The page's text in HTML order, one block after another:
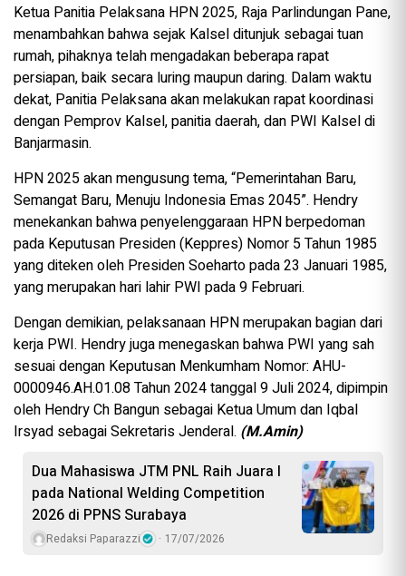
Ketua Panitia Pelaksana HPN 2025, Raja Parlindungan Pane,
menambahkan bahwa sejak Kalsel ditunjuk sebagai tuan
rumah, pihaknya telah mengadakan beberapa rapat
persiapan, baik secara luring maupun daring. Dalam waktu
dekat, Panitia Pelaksana akan melakukan rapat koordinasi
dengan Pemprov Kalsel, panitia daerah, dan PWI Kalsel di
Banjarmasin.
HPN 2025 akan mengusung tema, “Pemerintahan Baru,
Semangat Baru, Menuju Indonesia Emas 2045”. Hendry
menekankan bahwa penyelenggaraan HPN berpedoman
pada Keputusan Presiden (Keppres) Nomor 5 Tahun 1985
yang diteken oleh Presiden Soeharto pada 23 Januari 1985,
yang merupakan hari lahir PWI pada 9 Februari.
Dengan demikian, pelaksanaan HPN merupakan bagian dari
kerja PWI. Hendry juga menegaskan bahwa PWI yang sah
sesuai dengan Keputusan Menkumham Nomor: AHU-
0000946.AH.01.08 Tahun 2024 tanggal 9 Juli 2024, dipimpin
oleh Hendry Ch Bangun sebagai Ketua Umum dan Iqbal
Irsyad sebagai Sekretaris Jenderal. (M.Amin)
Dua Mahasiswa JTM PNL Raih Juara I
pada National Welding Competition
2026 di PPNS Surabaya
Redaksi Paparazzi 17/07/2026